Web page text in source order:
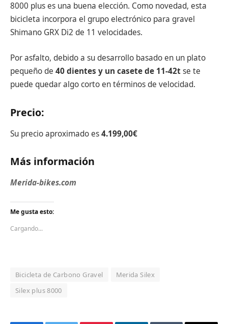
8000 plus es una buena elección. Como novedad, esta
bicicleta incorpora el grupo electrónico para gravel
Shimano GRX Di2 de 11 velocidades.
Por asfalto, debido a su desarrollo basado en un plato
pequeño de 40 dientes y un casete de 11-42tse te
puede quedar algo corto en términos de velocidad.
Precio:
Su precio aproximado es4.199,00€
Más información
Merida-bikes.com
Me gusta esto:
Cargando...
Bicicleta de Carbono Gravel
Merida Silex
Silex plus 8000